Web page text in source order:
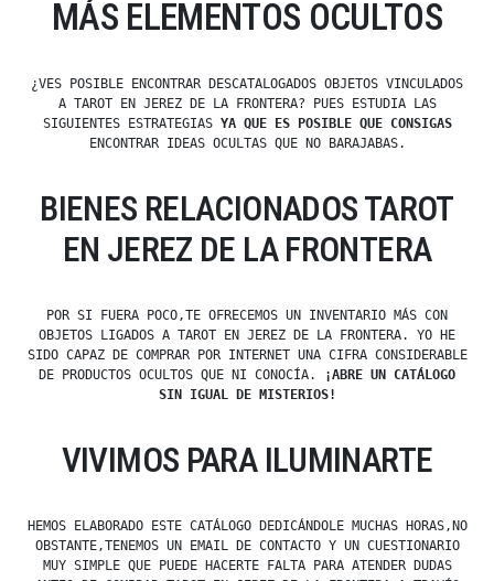
MÁS ELEMENTOS OCULTOS
¿VES POSIBLE ENCONTRAR DESCATALOGADOS OBJETOS VINCULADOS
A TAROT EN JEREZ DE LA FRONTERA? PUES ESTUDIA LAS
SIGUIENTES ESTRATEGIAS YA QUE ES POSIBLE QUE CONSIGAS
ENCONTRAR IDEAS OCULTAS QUE NO BARAJABAS.
BIENES RELACIONADOS TAROT
EN JEREZ DE LA FRONTERA
POR SI FUERA POCO,TE OFRECEMOS UN INVENTARIO MÁS CON
OBJETOS LIGADOS A TAROT EN JEREZ DE LA FRONTERA. YO HE
SIDO CAPAZ DE COMPRAR POR INTERNET UNA CIFRA CONSIDERABLE
DE PRODUCTOS OCULTOS QUE NI CONOCÍA.
¡ABRE UN CATÁLOGO
SIN IGUAL DE MISTERIOS!
VIVIMOS PARA ILUMINARTE
HEMOS ELABORADO ESTE CATÁLOGO DEDICÁNDOLE MUCHAS HORAS,NO
OBSTANTE,TENEMOS UN EMAIL DE CONTACTO Y UN CUESTIONARIO
MUY SIMPLE QUE PUEDE HACERTE FALTA PARA ATENDER DUDAS